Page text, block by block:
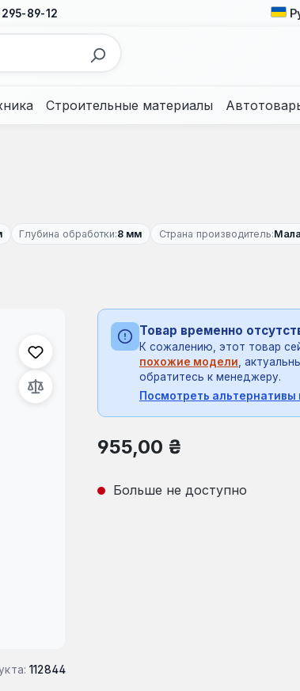
89-12
Строительные материалы
Глубина обработки:8 мм Страна производитель:
112844
Товар временно
К сожалению, этот товар
похожие модели ,
обратитесь к менеджеру.
Посмотреть альтернативы
Обычная цена:
955,00 ₴
Больше не доступно